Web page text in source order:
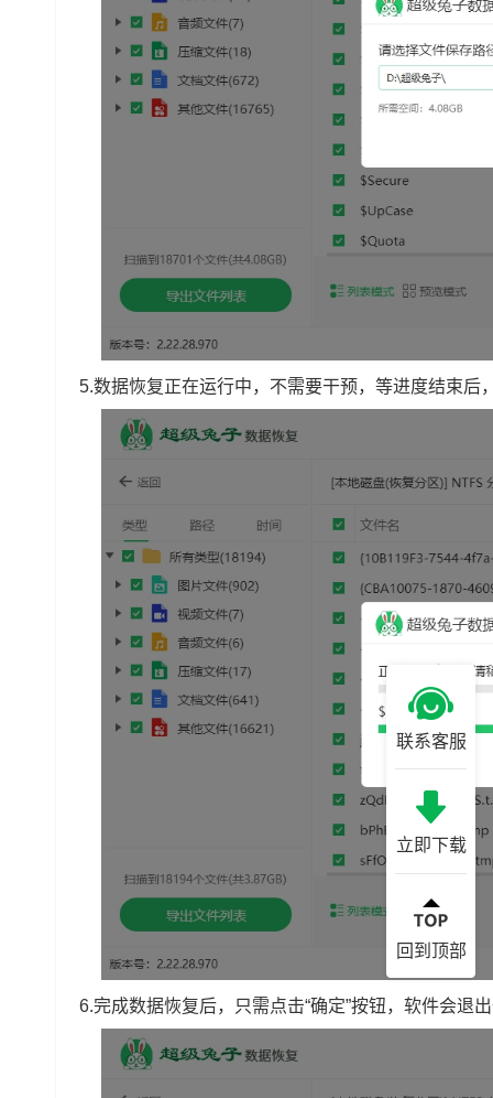
5.数据恢复正在运行中，不需要干预，等进度结束后
6.完成数据恢复后，只需点击“确定”按钮，软件会退
联系客服
立即下载
回到顶部